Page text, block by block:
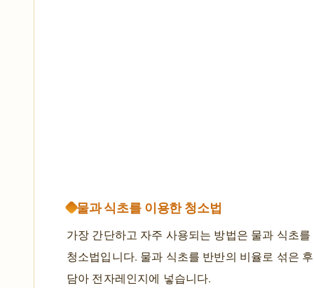
물과 식초를 이용한 청소법
가장 간단하고 자주 사용되는 방법은 물과 식초
청소법입니다. 물과 식초를 반반의 비율로 섞은
담아 전자레인지에 넣습니다.